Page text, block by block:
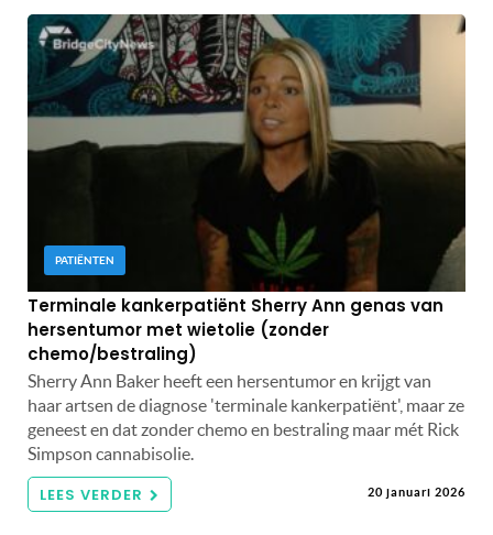
PATIËNTEN
Terminale kankerpatiënt Sherry Ann genas van
hersentumor met wietolie (zonder
chemo/bestraling)
Sherry Ann Baker heeft een hersentumor en krijgt van
haar artsen de diagnose 'terminale kankerpatiënt', maar ze
geneest en dat zonder chemo en bestraling maar mét Rick
Simpson cannabisolie.
LEES VERDER 20 januari 2026